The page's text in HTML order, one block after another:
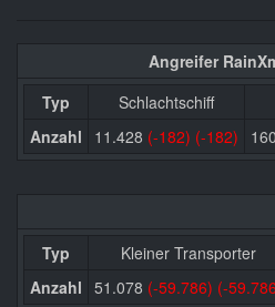
Angreifer
Typ
Schlachtschiff
Anzahl
11.428 (-182) (-182)
Typ Kleiner Transporter
Anzahl 51.078 (-59.786) (-